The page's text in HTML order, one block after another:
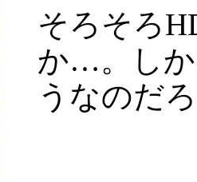
そろそろ
か…。しか
うなのだ